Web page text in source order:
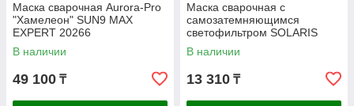
Маска сварочная Aurora-Pro
"Хамелеон" SUN9 MAX
EXPERT 20266
В наличии
49 100 ₸
Маска сварочная с
самозатемняющимся
светофильтром SOLARIS
ASF520S.MBL
В наличии
13 310 ₸